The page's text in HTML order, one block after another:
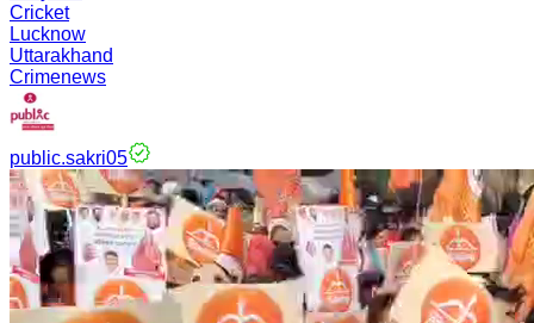
Cricket
Lucknow
Uttarakhand
Crimenews
public.sakri05